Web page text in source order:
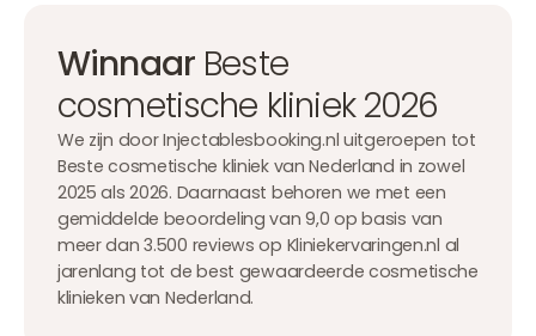
Winnaar Beste
cosmetische kliniek 2026
We zijn door Injectablesbooking.nl uitgeroepen tot
Beste cosmetische kliniek van Nederland in zowel
2025 als 2026. Daarnaast behoren we met een
gemiddelde beoordeling van 9,0 op basis van
meer dan 3.500 reviews op Kliniekervaringen.nl al
jarenlang tot de best gewaardeerde cosmetische
klinieken van Nederland.